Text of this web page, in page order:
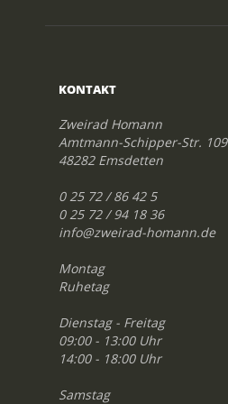
KONTAKT
Zweirad Homann
Amtmann-Schipper-Str. 109
48282 Emsdetten
0 25 72 / 86 42 5
0 25 72 / 94 18 36
info@zweirad-homann.de
Montag
Ruhetag
Dienstag - Freitag
09:00 - 13:00 Uhr
14:00 - 18:00 Uhr
Samstag